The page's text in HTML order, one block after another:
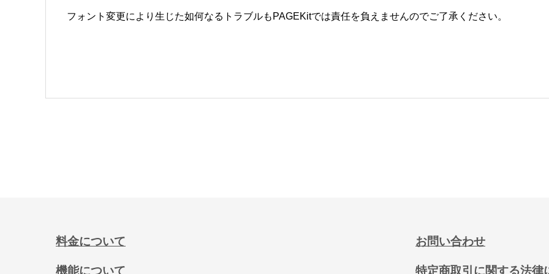
フォント変更により生じた如何なるトラブルもPAGEKitでは責任を負えませんのでご了承ください。
料金について
機能について
お問い合わせ
特定商取引に関する法律